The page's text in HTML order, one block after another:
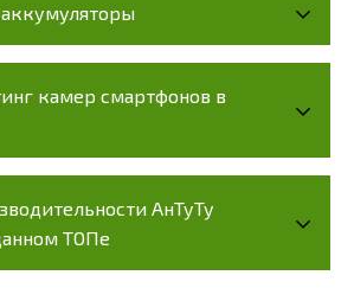
камер смартфонов в
АнТуТу
ТОПе